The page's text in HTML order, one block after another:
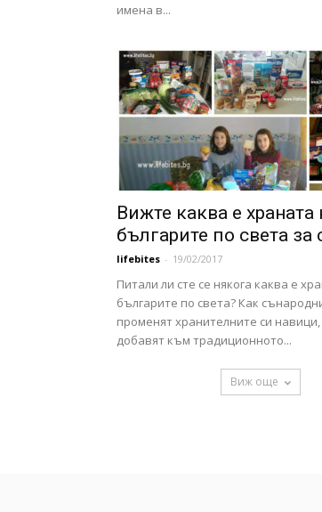
имена в...
Вижте каква е храната
българите по света
lifebites - 19/02/2017
Питали ли сте се някога каква е
българите по света? Как
променят хранителните си
добавят към традиционното...
Виж още